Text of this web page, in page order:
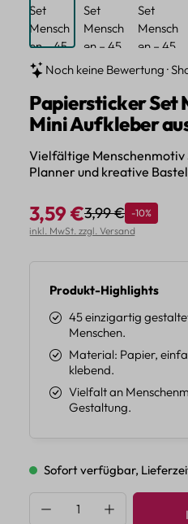
Noch keine Bewertung ·
Papiersticker Set
Mini Aufkleber
Vielfältige
Planner und kreative
Verkaufspreis:
3,59 €Regulärer Preis:
3,99 € Rabatt
-10%
inkl. MwSt. zzgl. Versand
Produkt-Highlights
45 einzigartig
Menschen.
Material: Papier,
klebend.
Vielfalt an
Gestaltung.
Sofort verfügbar,
Produkt Anzahl: